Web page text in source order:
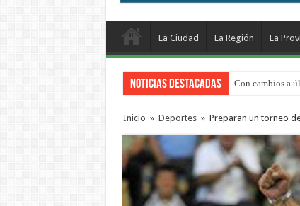
La Ciudad La Región La
Noticias Destacadas Con cambios a
Adopción en
Inicio » Deportes » Preparan un torneo